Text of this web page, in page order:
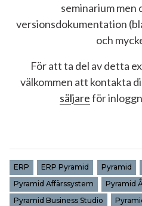
seminarium men
versionsdokumentation
och
För att ta del av detta
välkommen att kontakta
säljareför
ERP ERP Pyramid Pyramid
Pyramid Affärssystem
Pyramid
Pyramid Business Studio